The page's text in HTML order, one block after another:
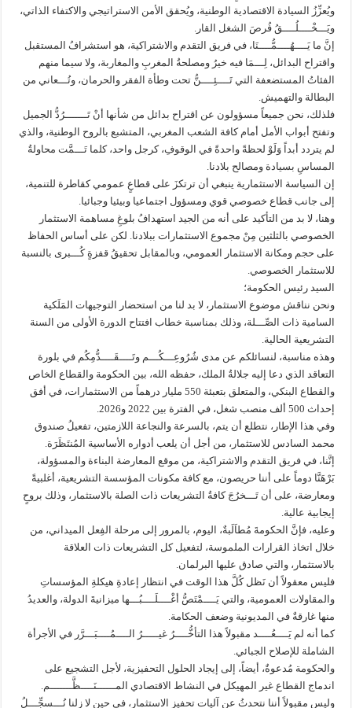
ويُعزِّزُ السيادة الاقتصادية الوطنية، ويُحقق الأمن الاستراتيجي والاكتفاء الذاتي،
ويَـــخْــــلُــــقُ فُرصَ الشغل القار.
إنَّ ما يَــــهُــــمُّــــنَا، في فريق التقدم والاشتراكية، هو استشرافُ المستقبل
واقتراح البدائل، لِـــمَا فيه خيرُ ومصلحةُ المغربِ والمغاربة، ولا سيما منهم
الفئاتُ المستضعفة التي تَــــئِــــنُّ تحت وطأة الفقر والحرمان، وتُـــعاني من
البطالة والتهميش.
فلذلك، نحن جميعاً مسؤولون عن اقتراح بدائل من شأنها أنْ تَـــــــرُدُّ الجميل
وتفتح أبواب الأمل أمام كافة الشعب المغربي، المتشبع بالروح الوطنية، والذي
لم يتردد أبداً وَلَوْ لحظةً واحدةً في الوقوفِ، كرجل واحد، كلما تَـــمَّت محاولةُ
المساسِ بسيادة ومصالح بلادنا.
إن السياسة الاستثمارية ينبغي أن ترتكزَ على قطاعٍ عمومي كقاطرة للتنمية،
إلى جانب قطاع خصوصي قوي ومسؤول اجتماعيا وبيئيا وجبائيا.
وهنا، لا بد من التأكيد على أنه من الجيد استهدافُ بلوغِ مساهمة الاستثمار
الخصوصي بالثلثين مِنْ مجموع الاستثمارات ببلادنا. لكن على أساس الحفاظ
على حجم ومكانة الاستثمار العمومي، وبالمقابل تحقيقُ قفزةٍ كُـــبرى بالنسبة
للاستثمار الخصوصي.
السيد رئيس الحكومة؛
ونحن نناقش موضوع الاستثمار، لا بد لنا من استحضار التوجيهات المَلَكية
السامية ذات الصِّـــلة، وذلك بمناسبة خطاب افتتاح الدورة الأولى من السنة
التشريعية الحالية.
وهذه مناسبة، لنسائلكم عن مدى شُرُوعِـــكُـــم وتَــــقَــــدُّمِكُم في بلورة
التعاقد الذي دعا إليه جلالةُ الملك، حفظه الله، بين الحكومة والقطاع الخاص
والقطاع البنكي، والمتعلق بتعبئة 550 مليار درهماً من الاستثمارات، في أفق
إحداث 500 ألف منصب شغل، في الفترة بين 2022 و2026.
وفي هذا الإطار، نتطلع أن يتم، بالسرعة والنجاعة اللازمتين، تفعيلُ صندوق
محمد السادس للاستثمار، من أجل أن يلعب أدواره الأساسية المُنتَظَرَة.
إنَّنا، في فريق التقدم والاشتراكية، من موقع المعارضة البناءة والمسؤولة،
بَرْهَنَّا دوماً على أننا حريصون، مع كافة مكونات المؤسسة التشريعية، أغلبيةً
ومعارضة، على أن تَـــخرُجَ كافةُ التشريعات ذات الصلة بالاستثمار، وذلك بروحٍ
إيجابية عالية.
وعليه، فإنَّ الحكومةَ مُطاَلَبةٌ، اليوم، بالمرور إلى مرحلة الفِعل الميداني، من
خلال اتخاذ القرارات الملموسة، لتفعيل كل التشريعات ذات العلاقة
بالاستثمار، والتي صادق عليها البرلمان.
فليس معقولاً أن نَظل كُلَّ هذا الوقت في انتظار إعادةِ هيكلةِ المؤسساتِ
والمقاولات العمومية، والتي يَــــمْتَصُّ أغْــــلَــــبُـــها ميزانيةَ الدولة، والعديدُ
منها غارقةٌ في المديونية وضعف الحكامة.
كما أنه لم يَــــعُــــد مقبولاً هذا التأخُّــــرُ غيـــــرُ الــــمُــــبَـــرَّر في الأجرأة
الشاملة للإصلاح الجبائي.
والحكومة مُدعوةٌ، أيضاً، إلى إيجاد الحلول التحفيزية، لأجل التشجيع على
اندماج القطاع غير المهيكل في النشاط الاقتصادي المــــــنَــــظَّـــــــم.
وليس مقبولاً أننا نتحدثُ عن آليات تحفيز الاستثمار، في حين لا زلنا نُـــسجِّـــلُ